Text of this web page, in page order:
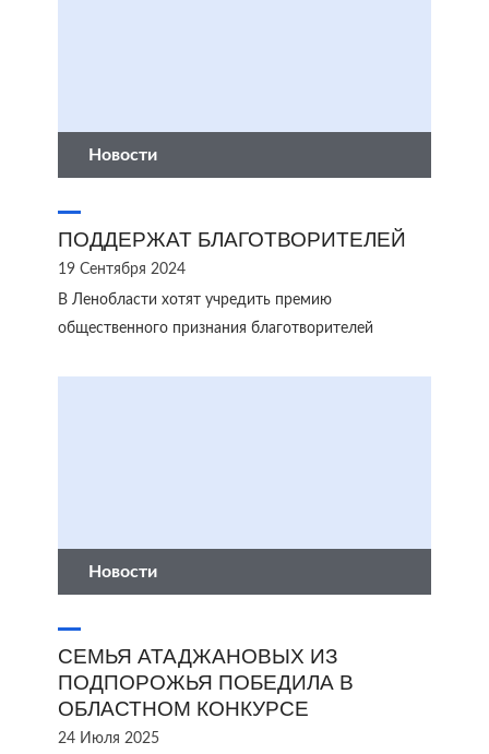
Новости
ПОДДЕРЖАТ БЛАГОТВОРИТЕЛЕЙ
19 Сентября 2024
В Ленобласти хотят учредить премию
общественного признания благотворителей
Новости
СЕМЬЯ АТАДЖАНОВЫХ ИЗ
ПОДПОРОЖЬЯ ПОБЕДИЛА В
ОБЛАСТНОМ КОНКУРСЕ
24 Июля 2025